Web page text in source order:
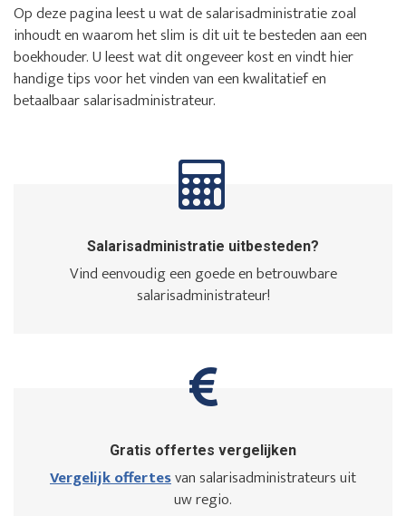
Op deze pagina leest u wat de salarisadministratie zoal
inhoudt en waarom het slim is dit uit te besteden aan een
boekhouder. U leest wat dit ongeveer kost en vindt hier
handige tips voor het vinden van een kwalitatief en
betaalbaar salarisadministrateur.
Salarisadministratie uitbesteden?
Vind eenvoudig een goede en betrouwbare
salarisadministrateur!
Gratis offertes vergelijken
Vergelijk offertesvan salarisadministrateurs uit
uw regio.